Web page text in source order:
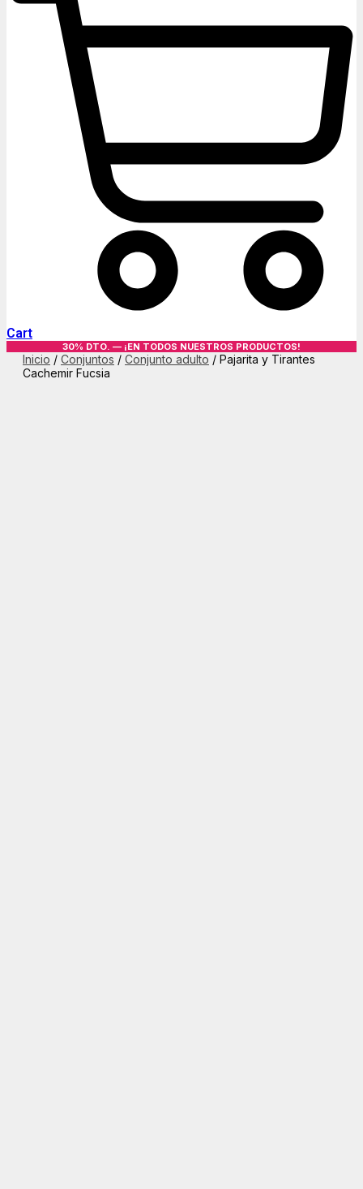
Cart
30% DTO. — ¡EN TODOS NUESTROS PRODUCTOS!
Inicio / Conjuntos / Conjunto adulto / Pajarita y Tirantes
Cachemir Fucsia